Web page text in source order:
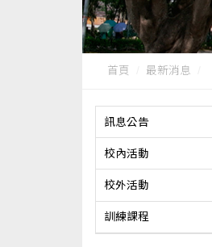
首頁 最新消息
訊息公告
校內活動
校外活動
訓練課程